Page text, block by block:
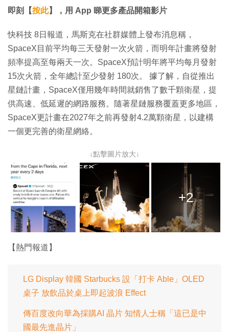
片
即刻【按此】，用 App 睇更多產品開箱影片
快科技 8日報道，馬斯克在社群媒體上發布消息稱，
SpaceX目前平均每三天發射一次火箭，而明年計畫將發射
頻率提高至每兩天一次。SpaceX預計明年將平均每月發射
15次火箭，全年總計至少發射 180次。 據了解，自從推出
星鏈計畫，SpaceX僅用幾年時間就銷售了數千顆衛星，提
供高速、低延遲的網路服務。隨著星鏈服務覆蓋更多地區，
SpaceX更計畫在2027年之前再發射4.2萬顆衛星，以建構
一個更完善的衛星網絡。
↓點擊圖片放大↓
+2
【熱門報道】
LG Display 韓國 Starbucks 設「打卡 Able」OLED
桌子 放飲品於桌上即起波浪 Effect
傳百度改向華為採購AI 晶片 知情人士稱「這已是中
國最先進晶片」